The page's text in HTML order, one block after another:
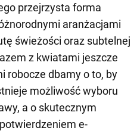
przejrzysta forma
aranżacjami
świeżości oraz subtelnej
z kwiatami jeszcze
robocze dbamy o to, by
możliwość wyboru
a o skutecznym
e-